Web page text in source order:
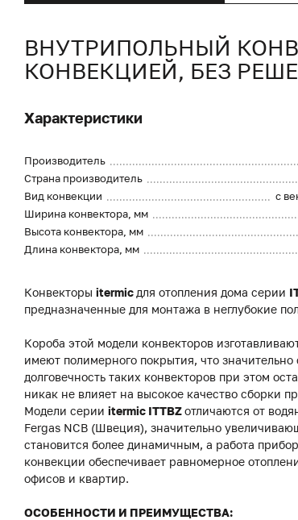
ВНУТРИПОЛЬНЫЙ
КОНВЕКЦИЕЙ, БЕЗ
Характеристики
Производитель
Страна производитель
Вид конвекции
с
Ширина конвектора, мм
Высота конвектора, мм
Длина конвектора, мм
Конвекторы itermic для отопления дома серии
предназначенные для монтажа в неглубокие
Короба этой модели конвекторов
имеют полимерного покрытия, что
долговечность таких конвекторов при этом
никак не влияет на высокое качество сборки
Модели серии itermic ITTBZотличаются от
Fergas NCB (Швеция), значительно
становится более динамичным, а работа
конвекции обеспечивает равномерное
офисов и квартир.
ОСОБЕННОСТИ И ПРЕИМУЩЕСТВА: